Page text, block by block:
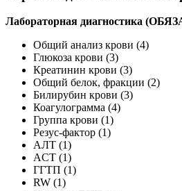
Лабораторная диагностика
Общий анализ крови (4)
Глюкоза крови (3)
Креатинин крови (3)
Общий белок, фракции (2)
Билирубин крови (3)
Коагулограмма (4)
Группа крови (1)
Резус-фактор (1)
АЛТ (1)
ACT (1)
ГГТП (1)
RW (1)